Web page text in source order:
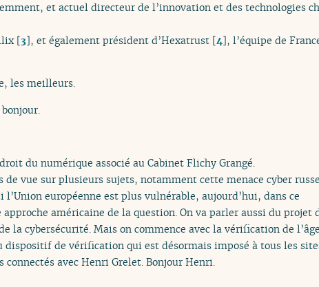
et actuel directeur de l’innovation et des technologies
[3], et également président d’Hexatrust [4], l’équipe de
les meilleurs.
du numérique associé au Cabinet Flichy Grangé.
vue sur plusieurs sujets, notamment cette menace cyber
européenne est plus vulnérable, aujourd’hui, dans ce
américaine de la question. On va parler aussi du projet
cybersécurité. Mais on commence avec la vérification de
de vérification qui est désormais imposé à tous les
avec Henri Grelet. Bonjour Henri.